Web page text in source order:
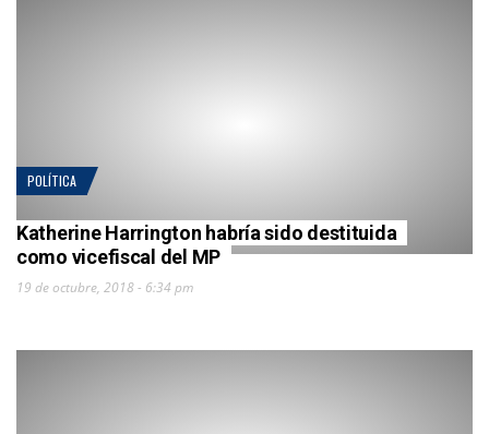
POLÍTICA
Katherine Harrington habría sido destituida
como vicefiscal del MP
19 de octubre, 2018 - 6:34 pm